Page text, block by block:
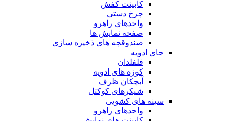
کابینت کفش
چرخ دستی
واحدهای راهرو
صفحه نمایش ها
صندوقچه های ذخیره سازی
جای ادویه
فلفلدان
کوزه های ادویه
آبچکان ظرف
شیکرهای کوکتل
سینه های کشویی
واحدهای راهرو